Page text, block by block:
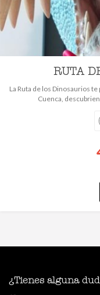
RUTA
La Ruta de los Dinosaurios
Cuenca,
¿Tienes alguna